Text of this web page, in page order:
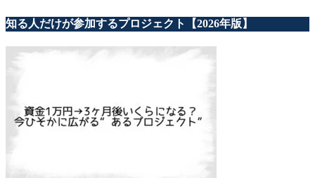
知る人だけが参加するプロジェクト【2026年版】